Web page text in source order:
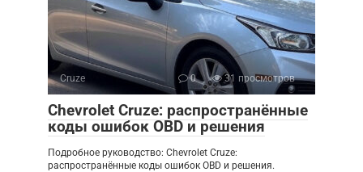
Cruze 0 31 просмотров
Chevrolet Cruze: распространённые
коды ошибок OBD и решения
Подробное руководство: Chevrolet Cruze:
распространённые коды ошибок OBD и решения.